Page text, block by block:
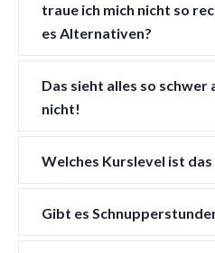
traue ich mich nicht so
es Alternativen?
Das sieht alles so schwer
nicht!
Welches Kurslevel ist
Gibt es